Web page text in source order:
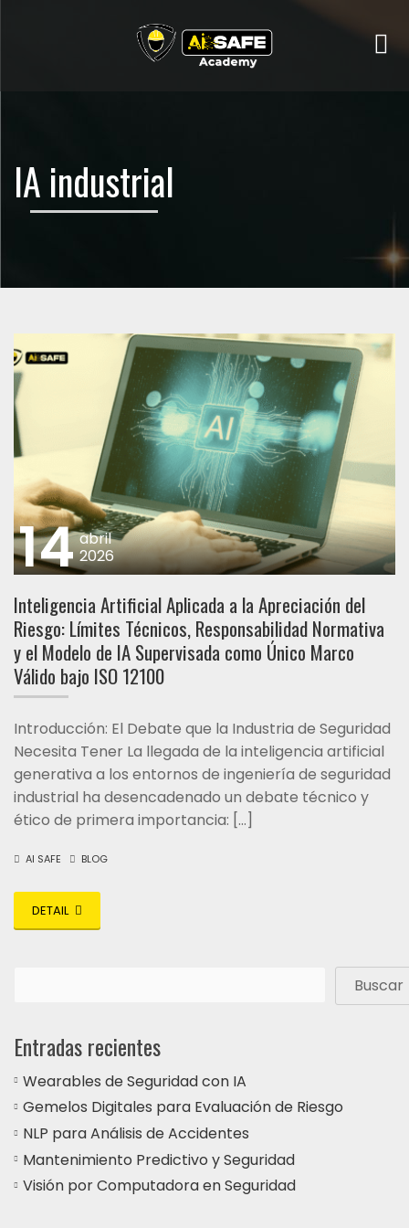
IA industrial
14 abril
2026
Inteligencia Artificial Aplicada a la Apreciación del
Riesgo: Límites Técnicos, Responsabilidad Normativa
y el Modelo de IA Supervisada como Único Marco
Válido bajo ISO 12100
Introducción: El Debate que la Industria de Seguridad
Necesita Tener La llegada de la inteligencia artificial
generativa a los entornos de ingeniería de seguridad
industrial ha desencadenado un debate técnico y
ético de primera importancia: […]
AI SAFE BLOG
DETAIL
Buscar
Entradas recientes
Wearables de Seguridad con IA
Gemelos Digitales para Evaluación de Riesgo
NLP para Análisis de Accidentes
Mantenimiento Predictivo y Seguridad
Visión por Computadora en Seguridad